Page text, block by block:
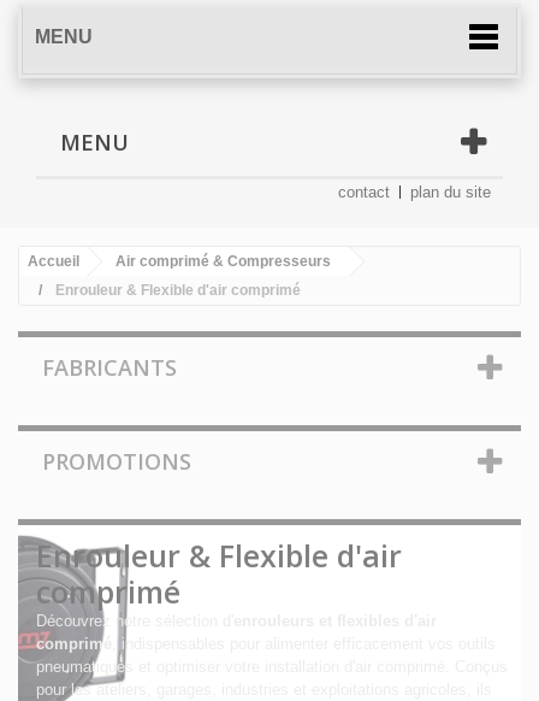
MENU
MENU
contact plan du site
Accueil
Air comprimé & Compresseurs
Enrouleur & Flexible d'air comprimé
FABRICANTS
PROMOTIONS
Enrouleur & Flexible d'air
comprimé
Découvrez notre sélection d'
comprimé
, indispensables pour alimenter efficacement vos outils
pneumatiques et optimiser votre installation d'air comprimé. Conçus
pour les ateliers, garages, industries et exploitations agricoles, ils